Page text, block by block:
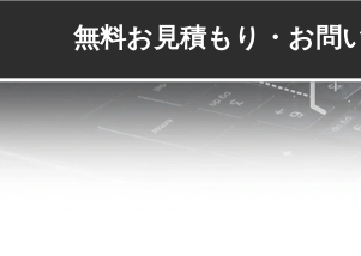
無料お見積もり・お問